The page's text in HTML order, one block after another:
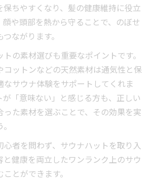
保ちやすくなり、髪の健康維持に役立
顔や頭部を熱から守ることで、のぼせ
ながります。
の素材選びも重要なポイントです。
コットンなどの天然素材は通気性と保
なサウナ体験をサポートしてくれま
が「意味ない」と感じる方も、正しい
った素材を選ぶことで、その効果を実
心者を問わず、サウナハットを取り入
と健康を両立したワンランク上のサウ
とができます。